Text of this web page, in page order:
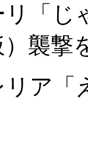
「じ
）襲
ア「